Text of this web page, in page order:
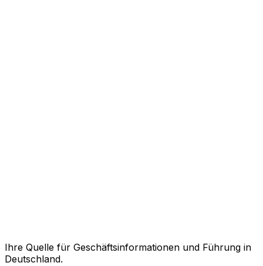
Ihre Quelle für Geschäftsinformationen und Führung in
Deutschland.